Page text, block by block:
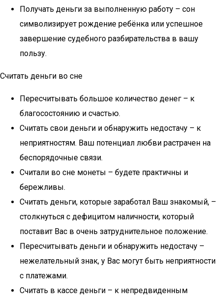
Получать деньги за выполненную работу – сон
символизирует рождение ребёнка или успешное
завершение судебного разбирательства в вашу
пользу.
Считать деньги во сне
Пересчитывать большое количество денег – к
благосостоянию и счастью.
Считать свои деньги и обнаружить недостачу – к
неприятностям. Ваш потенциал любви растрачен на
беспорядочные связи.
Считали во сне монеты – будете практичны и
бережливы.
Считать деньги, которые заработал Ваш знакомый, –
столкнуться с дефицитом наличности, который
поставит Вас в очень затруднительное положение.
Пересчитывать деньги и обнаружить недостачу –
нежелательный знак, у Вас могут быть неприятности
с платежами.
Считать в кассе деньги – к непредвиденным